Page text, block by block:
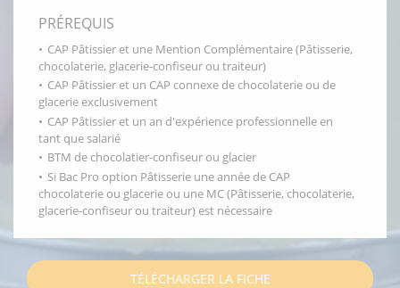
PRÉREQUIS
CAP Pâtissier et une Mention Complémentaire (Pâtisserie,
chocolaterie, glacerie-confiseur ou traiteur)
CAP Pâtissier et un CAP connexe de chocolaterie ou de
glacerie exclusivement
CAP Pâtissier et un an d'expérience professionnelle en
tant que salarié
BTM de chocolatier-confiseur ou glacier
Si Bac Pro option Pâtisserie une année de CAP
chocolaterie ou glacerie ou une MC (Pâtisserie, chocolaterie,
glacerie-confiseur ou traiteur) est nécessaire
TÉLÉCHARGER LA FICHE